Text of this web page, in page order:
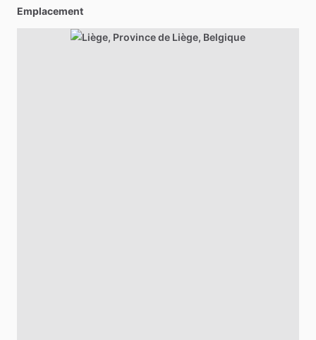
Emplacement